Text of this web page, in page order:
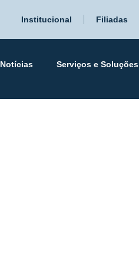
Institucional Filiadas
Notícias Serviços e Soluções